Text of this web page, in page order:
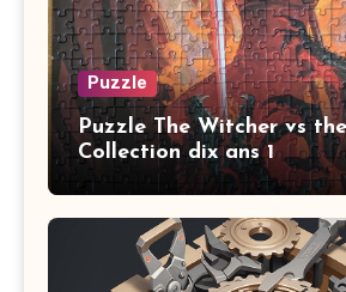
Puzzle
Puzzle The Witcher vs
Collection dix ans 1